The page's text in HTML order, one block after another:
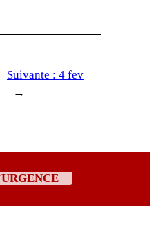
Suivante : 4 fev
→